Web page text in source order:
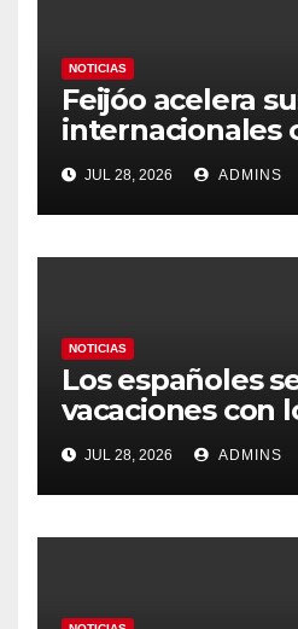
NOTICIAS
Feijóo acelera
internacionales
Latinoamérica
prioritario en su
gobierno
JUL 28, 2026 ADMINS
NOTICIAS
Los españoles
vacaciones con
carburantes
más caros que
y los hoteles
JUL 28, 2026 ADMINS